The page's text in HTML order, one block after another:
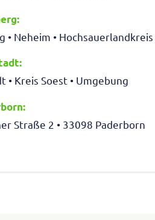
• Neheim • Hochsauerlandkreis
• Kreis Soest • Umgebung
Straße 2 • 33098 Paderborn